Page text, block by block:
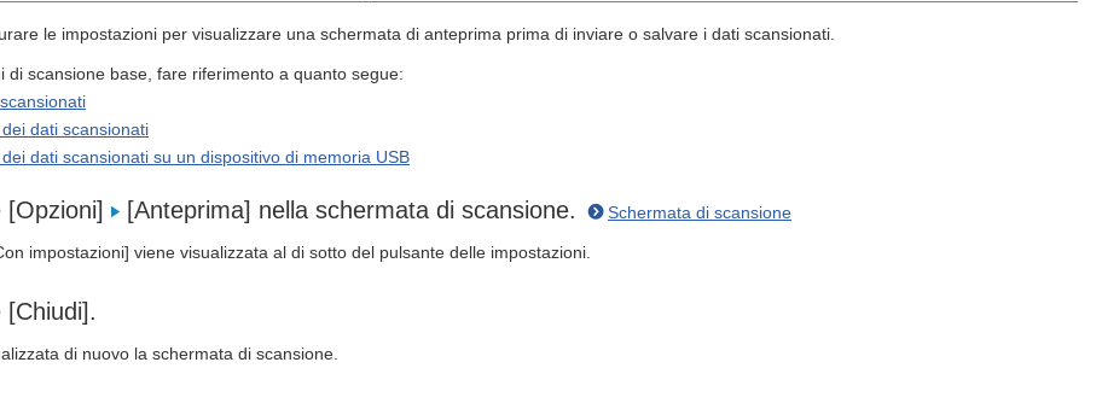
le impostazioni per visualizzare una schermata di anteprima prima di inviare o salvare i dati scansionati.
di scansione base, fare riferimento a quanto segue:
dati scansionati
dati scansionati su un dispositivo di memoria USB
[Opzioni] [Anteprima] nella schermata di scansione. Schermata di scansione
impostazioni] viene visualizzata al di sotto del pulsante delle impostazioni.
[Chiudi].
di nuovo la schermata di scansione.